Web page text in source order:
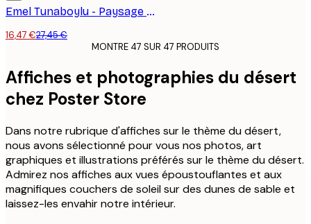
Emel Tunaboylu - Paysage nocturne du désert Poster
16,47 €27,45 €
MONTRE 47 SUR 47 PRODUITS
Affiches et photographies du désert
chez Poster Store
Dans notre rubrique d'affiches sur le thème du désert,
nous avons sélectionné pour vous nos photos, art
graphiques et illustrations préférés sur le thème du désert.
Admirez nos affiches aux vues époustouflantes et aux
magnifiques couchers de soleil sur des dunes de sable et
laissez-les envahir notre intérieur.